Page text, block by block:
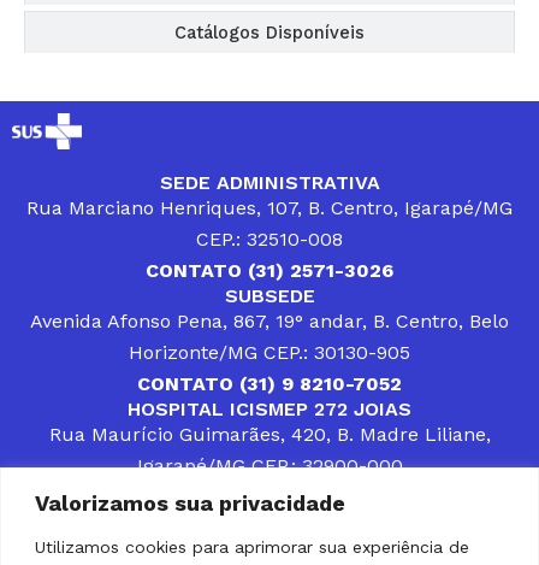
Valorizamos sua privacidade
Utilizamos cookies para aprimorar sua experiência de
Catálogos Disponíveis
SEDE ADMINISTRATIVA
Rua Marciano Henriques, 107, B. Centro, Igarapé/MG
CEP.: 32510-008
CONTATO (31) 2571-3026
SUBSEDE
Avenida Afonso Pena, 867, 19° andar, B. Centro, Belo
Horizonte/MG CEP.: 30130-905
CONTATO (31) 9 8210-7052
HOSPITAL ICISMEP 272 JOIAS
Rua Maurício Guimarães, 420, B. Madre Liliane,
Igarapé/MG CEP.: 32900-000
CONTATOS (31) 3512-4400 ou (31) 9 8309-8660
DESENVOLVER SOLUÇÕES, AÇÕES E SERVIÇOS
PÚBLICOS QUE COMPLEMENTEM A ASSISTÊNCIA À